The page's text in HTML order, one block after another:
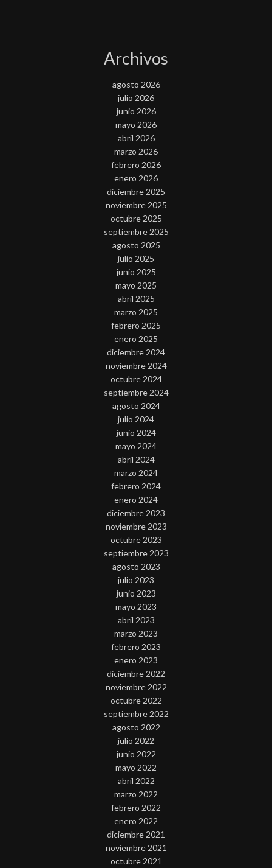
Archivos
agosto 2026
julio 2026
junio 2026
mayo 2026
abril 2026
marzo 2026
febrero 2026
enero 2026
diciembre 2025
noviembre 2025
octubre 2025
septiembre 2025
agosto 2025
julio 2025
junio 2025
mayo 2025
abril 2025
marzo 2025
febrero 2025
enero 2025
diciembre 2024
noviembre 2024
octubre 2024
septiembre 2024
agosto 2024
julio 2024
junio 2024
mayo 2024
abril 2024
marzo 2024
febrero 2024
enero 2024
diciembre 2023
noviembre 2023
octubre 2023
septiembre 2023
agosto 2023
julio 2023
junio 2023
mayo 2023
abril 2023
marzo 2023
febrero 2023
enero 2023
diciembre 2022
noviembre 2022
octubre 2022
septiembre 2022
agosto 2022
julio 2022
junio 2022
mayo 2022
abril 2022
marzo 2022
febrero 2022
enero 2022
diciembre 2021
noviembre 2021
octubre 2021